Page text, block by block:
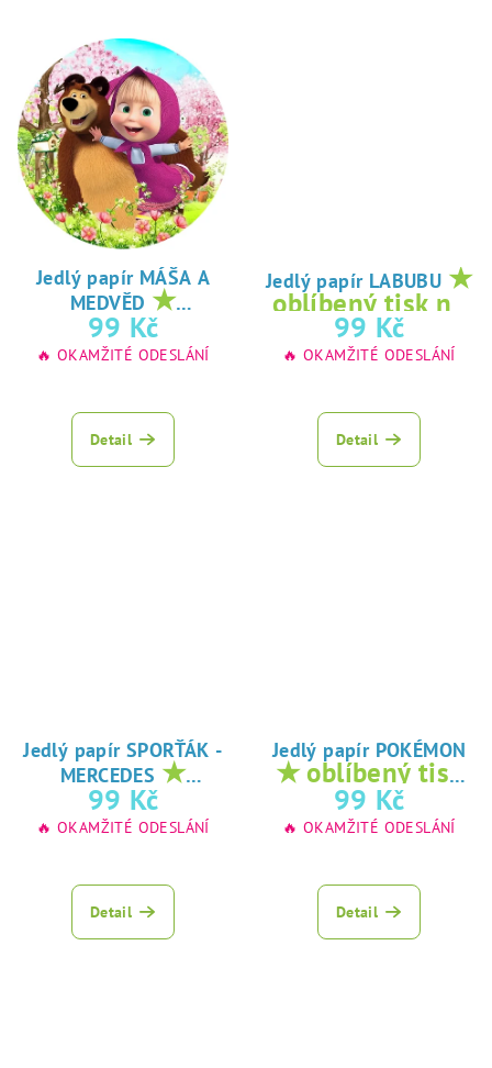
Jedlý papír MÁŠA A
MEDVĚD ★
oblíbený tisk na
jedlý papír
99 Kč
🔥 OKAMŽITÉ ODESLÁNÍ
Detail
Jedlý papír LABUBU ★
oblíbený tisk na
jedlý papír
99 Kč
🔥 OKAMŽITÉ ODESLÁNÍ
Detail
Jedlý papír SPORŤÁK -
MERCEDES ★
oblíbený tisk na
jedlý papír
99 Kč
🔥 OKAMŽITÉ ODESLÁNÍ
Detail
Jedlý papír POKÉMON
★ oblíbený tisk
na jedlý papír
99 Kč
🔥 OKAMŽITÉ ODESLÁNÍ
Detail